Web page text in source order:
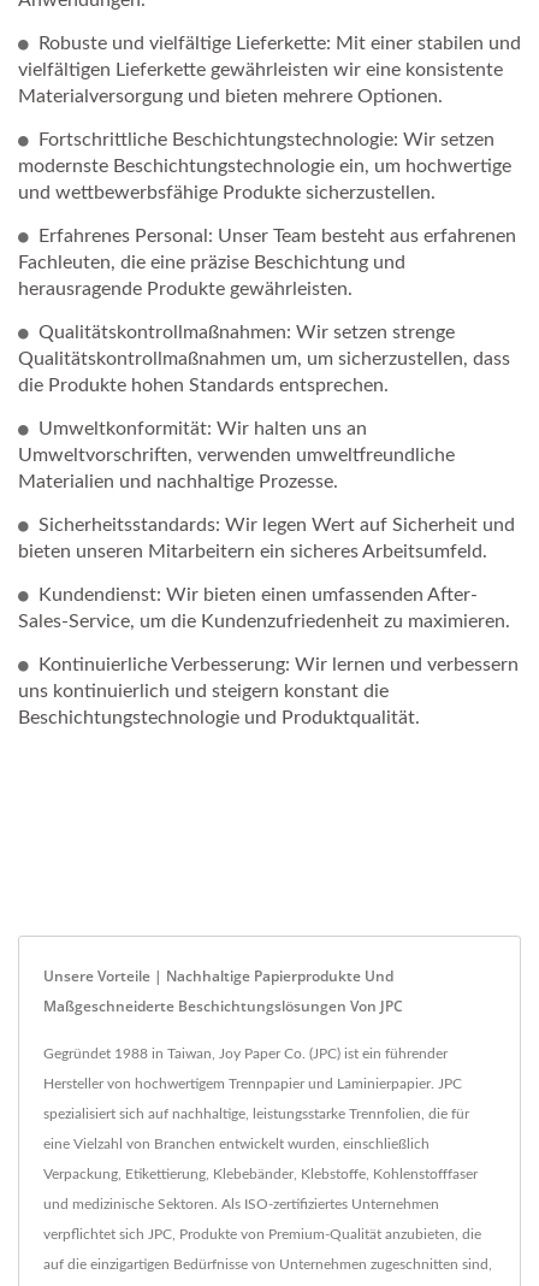
Robuste und vielfältige Lieferkette: Mit einer stabilen und
vielfältigen Lieferkette gewährleisten wir eine konsistente
Materialversorgung und bieten mehrere Optionen.
Fortschrittliche Beschichtungstechnologie: Wir setzen
modernste Beschichtungstechnologie ein, um hochwertige
und wettbewerbsfähige Produkte sicherzustellen.
Erfahrenes Personal: Unser Team besteht aus erfahrenen
Fachleuten, die eine präzise Beschichtung und
herausragende Produkte gewährleisten.
Qualitätskontrollmaßnahmen: Wir setzen strenge
Qualitätskontrollmaßnahmen um, um sicherzustellen, dass
die Produkte hohen Standards entsprechen.
Umweltkonformität: Wir halten uns an
Umweltvorschriften, verwenden umweltfreundliche
Materialien und nachhaltige Prozesse.
Sicherheitsstandards: Wir legen Wert auf Sicherheit und
bieten unseren Mitarbeitern ein sicheres Arbeitsumfeld.
Kundendienst: Wir bieten einen umfassenden After-
Sales-Service, um die Kundenzufriedenheit zu maximieren.
Kontinuierliche Verbesserung: Wir lernen und verbessern
uns kontinuierlich und steigern konstant die
Beschichtungstechnologie und Produktqualität.
Unsere Vorteile | Nachhaltige Papierprodukte Und
Maßgeschneiderte Beschichtungslösungen Von JPC
Gegründet 1988 in Taiwan, Joy Paper Co. (JPC) ist ein führender
Hersteller von hochwertigem Trennpapier und Laminierpapier. JPC
spezialisiert sich auf nachhaltige, leistungsstarke Trennfolien, die für
eine Vielzahl von Branchen entwickelt wurden, einschließlich
Verpackung, Etikettierung, Klebebänder, Klebstoffe, Kohlenstofffaser
und medizinische Sektoren. Als ISO-zertifiziertes Unternehmen
verpflichtet sich JPC, Produkte von Premium-Qualität anzubieten, die
auf die einzigartigen Bedürfnisse von Unternehmen zugeschnitten sind,